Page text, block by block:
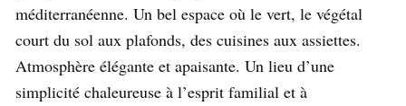
méditerranéenne. Un bel espace où le vert, le végétal
court du sol aux plafonds, des cuisines aux assiettes.
Atmosphère élégante et apaisante. Un lieu d’une
simplicité chaleureuse à l’esprit familial et à